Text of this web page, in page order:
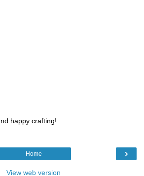
happy crafting!
›
Home
View web version